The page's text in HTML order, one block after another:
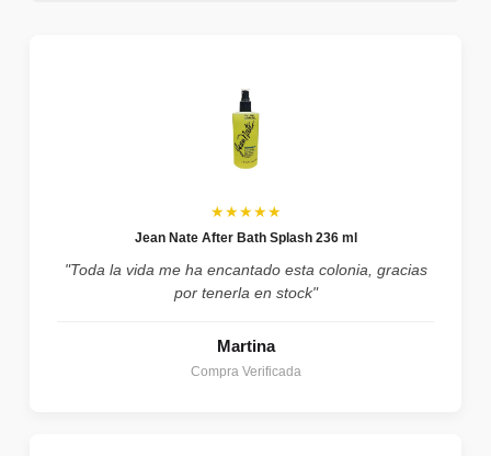
★★★★★
Jean Nate After Bath Splash 236 ml
"Toda la vida me ha encantado esta colonia, gracias
por tenerla en stock"
Martina
Compra Verificada